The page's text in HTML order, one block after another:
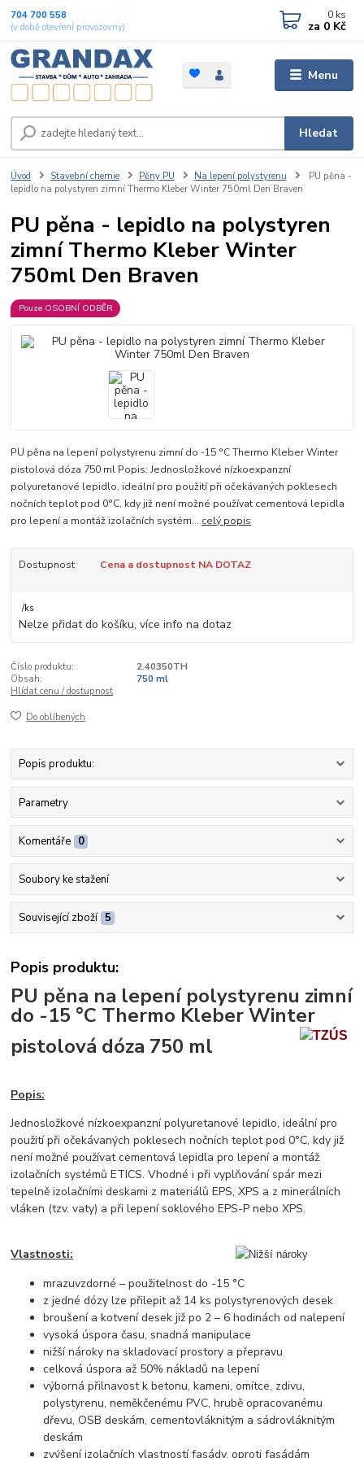
Menu
Hledat
704 700 558
(v době otevření provozovny)
0 ks
za 0 Kč
Úvod Stavební chemie Pěny PU Na lepení polystyrenu
PU pěna -
lepidlo na polystyren zimní Thermo Kleber Winter 750ml Den Braven
PU pěna - lepidlo na polystyren
zimní Thermo Kleber Winter
750ml Den Braven
Pouze OSOBNÍ ODBĚR
PU pěna na lepení polystyrenu zimní do -15 °C Thermo Kleber Winter
pistolová dóza 750 ml Popis: Jednosložkové nízkoexpanzní
polyuretanové lepidlo, ideální pro použití při očekávaných poklesech
nočních teplot pod 0°C, kdy již není možné používat cementová lepidla
pro lepení a montáž izolačních systém... celý popis
Dostupnost Cena a dostupnost NA DOTAZ
/ks
Nelze přidat do košíku, více info na dotaz
Číslo produktu:
2.40350TH
Obsah:
750 ml
Hlídat cenu / dostupnost
Do oblíbených
Popis produktu:
Parametry
Komentáře 0
Soubory ke stažení
Související zboží 5
Popis produktu:
PU pěna na lepení polystyrenu zimní
do -15 °C Thermo Kleber Winter
pistolová dóza 750 ml
Popis:
Jednosložkové nízkoexpanzní polyuretanové lepidlo, ideální pro
použití při očekávaných poklesech nočních teplot pod 0°C, kdy již
není možné používat cementová lepidla pro lepení a montáž
izolačních systémů ETICS. Vhodné i při vyplňování spár mezi
tepelně izolačními deskami z materiálů EPS, XPS a z minerálních
vláken (tzv. vaty) a při lepení soklového EPS-P nebo XPS.
Vlastnosti:
mrazuvzdorné – použitelnost do -15 °C
z jedné dózy lze přilepit až 14 ks polystyrenových desek
broušení a kotvení desek již po 2 – 6 hodinách od nalepení
vysoká úspora času, snadná manipulace
nižší nároky na skladovací prostory a přepravu
celková úspora až 50% nákladů na lepení
výborná přilnavost k betonu, kameni, omítce, zdivu,
polystyrenu, neměkčenému PVC, hrubě opracovanému
dřevu, OSB deskám, cementovláknitým a sádrovláknitým
deskám
zvýšení izolačních vlastností fasády, oproti fasádám